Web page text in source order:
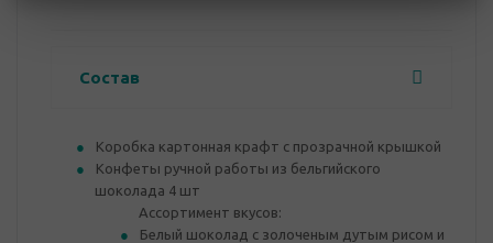
Состав
Коробка картонная крафт с прозрачной крышкой
Конфеты ручной работы из бельгийского
шоколада 4 шт
Ассортимент вкусов:
Белый шоколад с золоченым дутым рисом и